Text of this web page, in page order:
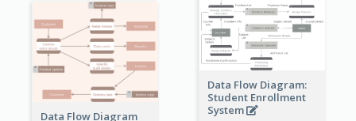
Data Flow Diagram:
Student Enrollment
System
Data Flow Diagram